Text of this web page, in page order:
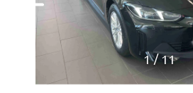
1 11